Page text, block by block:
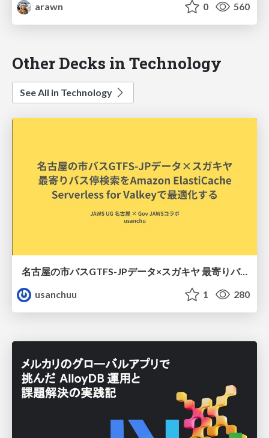
arawn
0 560
Other Decks in Technology
See All in Technology
名古屋の市バスGTFS-JPデータ×スガキヤ 最寄りバス停検索をAmazon ElastiCache Serverless for Valkeyで最適化する
usanchuu
1 280